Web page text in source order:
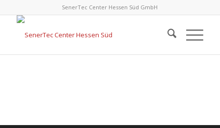
SenerTec Center Hessen Süd GmbH